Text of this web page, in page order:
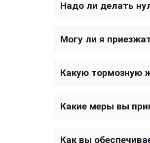
Надо ли делать
Могу ли я
Какую тормозную
Какие меры вы
Как вы